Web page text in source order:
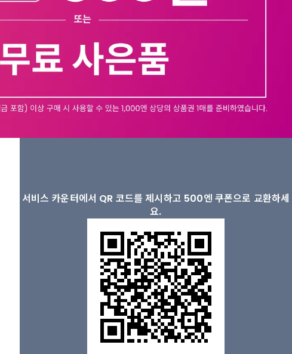
서비스 카운터에서 QR 코드를 제시하고 500엔 쿠폰으로 교환하세
요.